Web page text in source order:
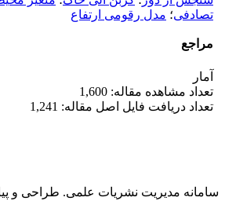
تصادفی؛ مدل رقومی ارتفاع
مراجع
آمار
تعداد مشاهده مقاله: 1,600
تعداد دریافت فایل اصل مقاله: 1,241
سامانه مدیریت نشریات علمی. طراحی و